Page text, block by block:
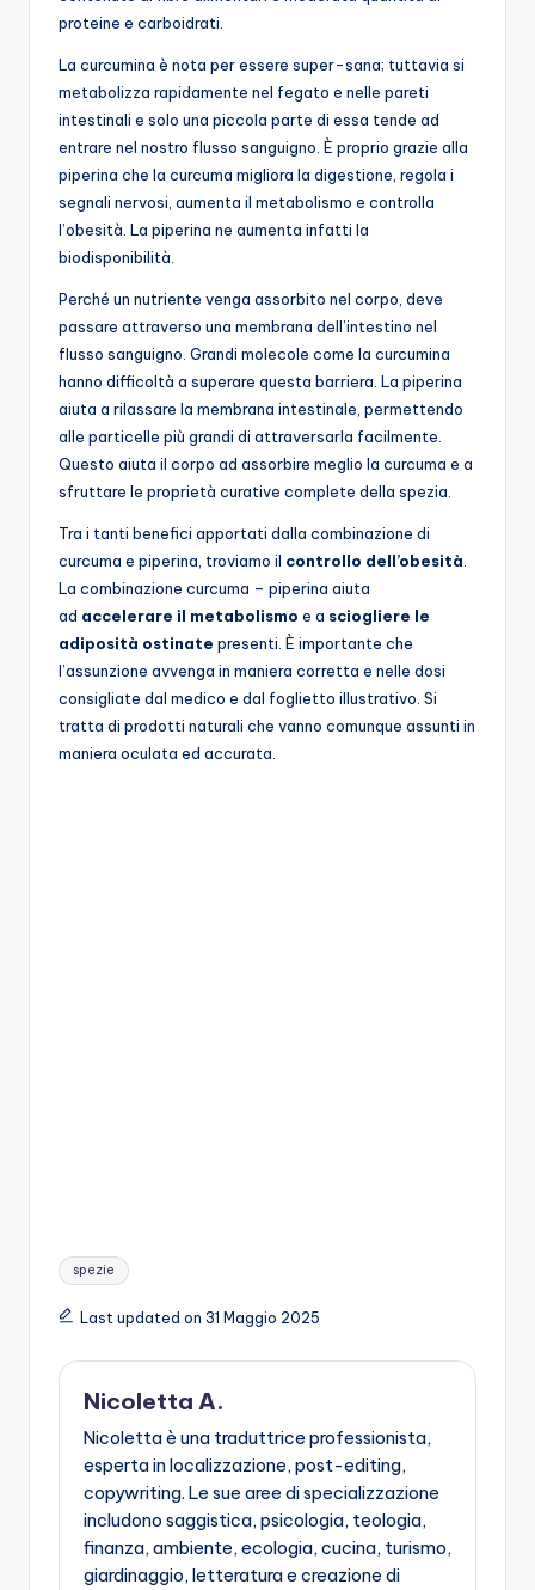
proteine e carboidrati.
La curcumina è nota per essere super-sana; tuttavia si
metabolizza rapidamente nel fegato e nelle pareti
intestinali e solo una piccola parte di essa tende ad
entrare nel nostro flusso sanguigno. È proprio grazie alla
piperina che la curcuma migliora la digestione, regola i
segnali nervosi, aumenta il metabolismo e controlla
l’obesità. La piperina ne aumenta infatti la
biodisponibilità.
Perché un nutriente venga assorbito nel corpo, deve
passare attraverso una membrana dell’intestino nel
flusso sanguigno. Grandi molecole come la curcumina
hanno difficoltà a superare questa barriera. La piperina
aiuta a rilassare la membrana intestinale, permettendo
alle particelle più grandi di attraversarla facilmente.
Questo aiuta il corpo ad assorbire meglio la curcuma e a
sfruttare le proprietà curative complete della spezia.
Tra i tanti benefici apportati dalla combinazione di
curcuma e piperina, troviamo il controllo dell’obesità.
La combinazione curcuma – piperina aiuta
ad accelerare il metabolismo e a sciogliere le
adiposità ostinate presenti. È importante che
l’assunzione avvenga in maniera corretta e nelle dosi
consigliate dal medico e dal foglietto illustrativo. Si
tratta di prodotti naturali che vanno comunque assunti in
maniera oculata ed accurata.
Tags:
spezie
Last updated on 31 Maggio 2025
Nicoletta A.
Nicoletta è una traduttrice professionista,
esperta in localizzazione, post-editing,
copywriting. Le sue aree di specializzazione
includono saggistica, psicologia, teologia,
finanza, ambiente, ecologia, cucina, turismo,
giardinaggio, letteratura e creazione di